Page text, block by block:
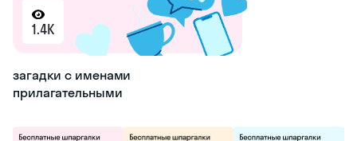
1.4K
загадки с именами
прилагательными